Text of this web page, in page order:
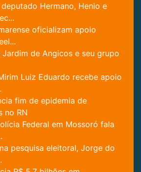
Hermano, Henio e
oficializam apoio
de Angicos e seu grupo
Luiz Eduardo recebe apoio
fim de epidemia de
no RN
Federal em Mossoró fala
pesquisa eleitoral, Jorge do